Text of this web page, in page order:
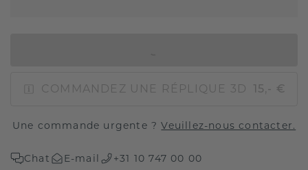
COMMANDEZ UNE RÉPLIQUE 3D 15,- €
Une commande urgente ?Veuillez-nous contacter.
Chat E-mail +31 10 747 00 00